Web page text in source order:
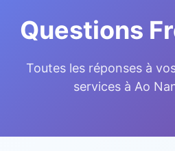
Questions
Toutes les réponses à
services à Ao